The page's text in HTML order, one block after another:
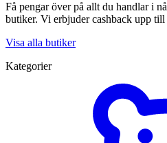
Få pengar över på allt du handlar i
butiker. Vi erbjuder cashback upp
Visa alla butiker
Kategorier